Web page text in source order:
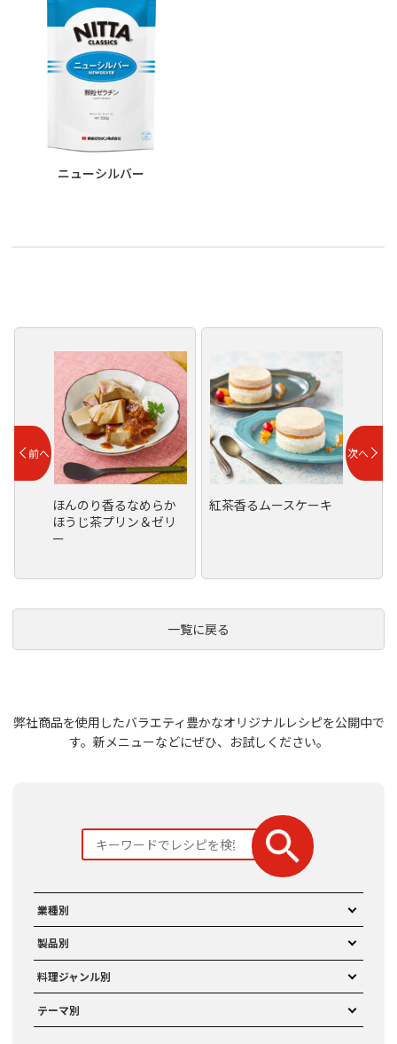
ニューシルバー
ほんのり香るなめらか
ほうじ茶プリン＆ゼリ
ー
紅茶香るムースケーキ
一覧に戻る
弊社商品を使用したバラエティ豊かなオリジナルレシピを公開中で
す。 新メニューなどにぜひ、お試しください。
業種別
製品別
料理ジャンル別
テーマ別